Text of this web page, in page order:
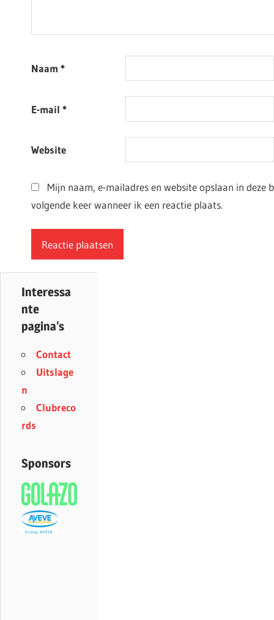
Naam *
E-mail *
Website
Mijn naam, e-mailadres en website opslaan in deze
volgende keer wanneer ik een reactie plaats.
Interessa
nte
pagina’s
Contact
Uitslage
n
Clubreco
rds
Sponsors